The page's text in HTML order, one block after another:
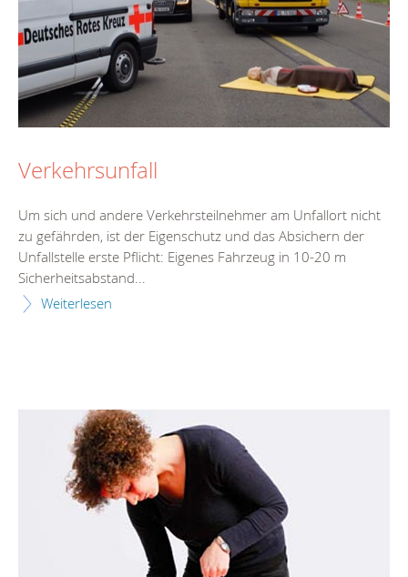
Verkehrsunfall
Um sich und andere Verkehrsteilnehmer am Unfallort nicht
zu gefährden, ist der Eigenschutz und das Absichern der
Unfallstelle erste Pflicht: Eigenes Fahrzeug in 10-20 m
Sicherheitsabstand...
Weiterlesen